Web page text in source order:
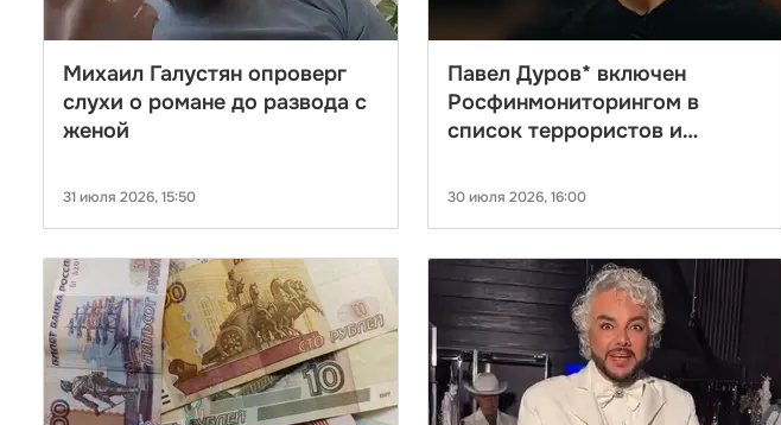
Михаил Галустян опроверг
слухи о романе до развода с
женой
31 июля 2026, 15:50
Павел Дуров* включен
Росфинмониторингом в
список террористов и
30 июля 2026, 16:00